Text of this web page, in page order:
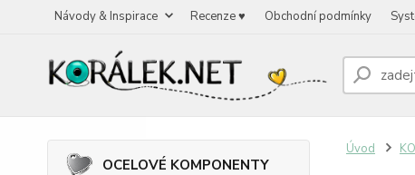
Návody & Inspirace Recenze ♥ Obchodní podmínky
OCELOVÉ KOMPONENTY
Úvod